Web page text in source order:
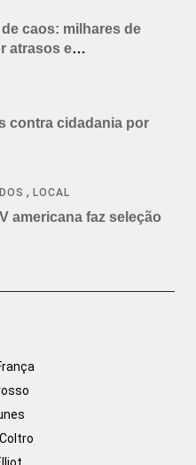
caos: milhares de
atrasos e
contra cidadania por
,LOCAL
americana faz seleção